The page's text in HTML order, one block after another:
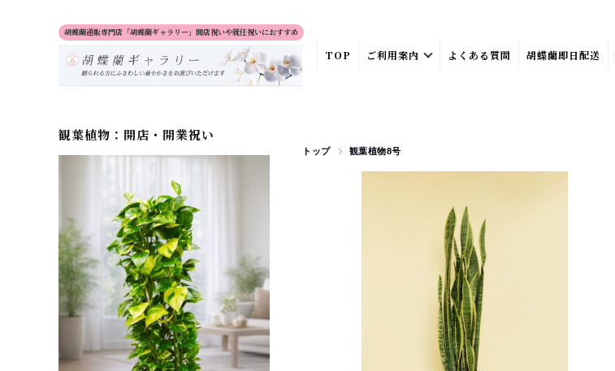
胡蝶蘭通販専門店「胡蝶蘭ギャラリー」開店祝いや就任祝いにおすすめ
TOP ご利用案内 よくある質問 胡蝶蘭即日配送
トップ 観葉植物8号
観葉植物：開店・開業祝い